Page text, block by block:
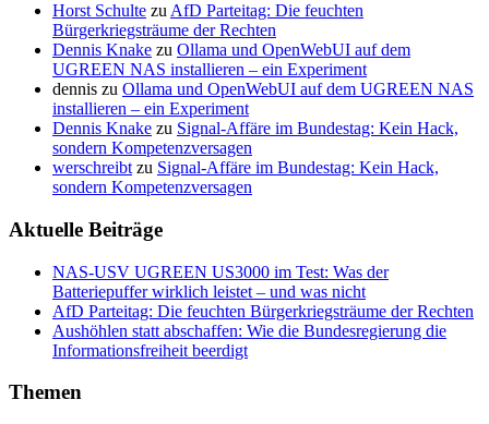
Horst Schulte zu AfD Parteitag: Die feuchten
Bürgerkriegsträume der Rechten
Dennis Knake zu Ollama und OpenWebUI auf dem
UGREEN NAS installieren – ein Experiment
dennis zu Ollama und OpenWebUI auf dem UGREEN NAS
installieren – ein Experiment
Dennis Knake zu Signal-Affäre im Bundestag: Kein Hack,
sondern Kompetenzversagen
werschreibt zu Signal-Affäre im Bundestag: Kein Hack,
sondern Kompetenzversagen
Aktuelle Beiträge
NAS-USV UGREEN US3000 im Test: Was der
Batteriepuffer wirklich leistet – und was nicht
AfD Parteitag: Die feuchten Bürgerkriegsträume der Rechten
Aushöhlen statt abschaffen: Wie die Bundesregierung die
Informationsfreiheit beerdigt
Themen